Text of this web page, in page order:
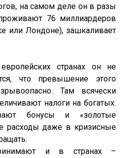
на самом деле он в разы
76 миллиардеров
или Лондоне), зашкаливает
странах он не
что превышение этого
Там всячески
налоги на богатых.
бонусы и «золотые
расходы даже в кризисные
и в странах –